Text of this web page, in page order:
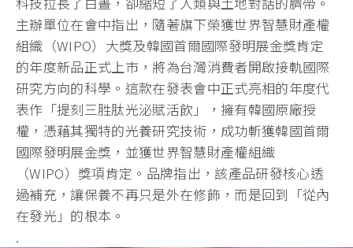
主辦單位在會中指出，隨著旗下榮獲世界智慧財產權
組織（WIPO）大獎及韓國首爾國際發明展金獎肯定
的年度新品正式上市，將為台灣消費者開啟接軌國際
研究方向的科學。這款在發表會中正式亮相的年度代
表作「提刻三胜肽光泌賦活飲」，擁有韓國原廠授
權，憑藉其獨特的光養研究技術，成功斬獲韓國首爾
國際發明展金獎，並獲世界智慧財產權組織
（WIPO）獎項肯定。品牌指出，該產品研發核心透
過補充，讓保養不再只是外在修飾，而是回到「從內
在發光」的根本。
.